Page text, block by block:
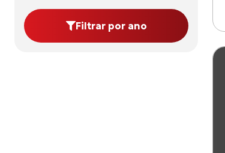
Filtrar por ano